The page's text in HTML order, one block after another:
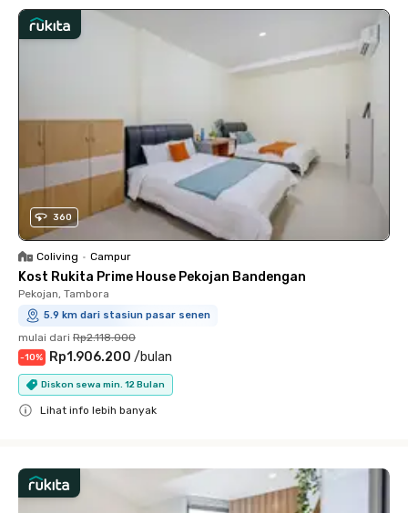
360
Coliving • Campur
Kost Rukita Prime House Pekojan Bandengan
Pekojan, Tambora
5.9 km dari stasiun pasar senen
mulai dari Rp2.118.000
-10% Rp1.906.200 /bulan
Diskon sewa min. 12 Bulan
Lihat info lebih banyak